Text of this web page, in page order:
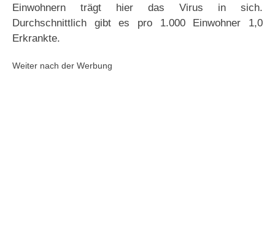
Einwohnern trägt hier das Virus in sich.
Durchschnittlich gibt es pro 1.000 Einwohner 1,0
Erkrankte.
Weiter nach der Werbung